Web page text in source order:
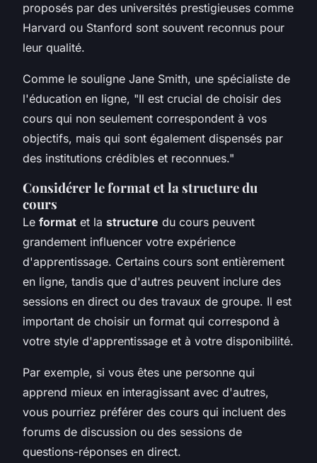
proposés par des universités prestigieuses comme
Harvard ou Stanford sont souvent reconnus pour
leur qualité.
Comme le souligne Jane Smith, une spécialiste de
l'éducation en ligne, "Il est crucial de choisir des
cours qui non seulement correspondent à vos
objectifs, mais qui sont également dispensés par
des institutions crédibles et reconnues."
Considérer le format et la structure du
cours
Le format et la structure du cours peuvent
grandement influencer votre expérience
d'apprentissage. Certains cours sont entièrement
en ligne, tandis que d'autres peuvent inclure des
sessions en direct ou des travaux de groupe. Il est
important de choisir un format qui correspond à
votre style d'apprentissage et à votre disponibilité.
Par exemple, si vous êtes une personne qui
apprend mieux en interagissant avec d'autres,
vous pourriez préférer des cours qui incluent des
forums de discussion ou des sessions de
questions-réponses en direct.